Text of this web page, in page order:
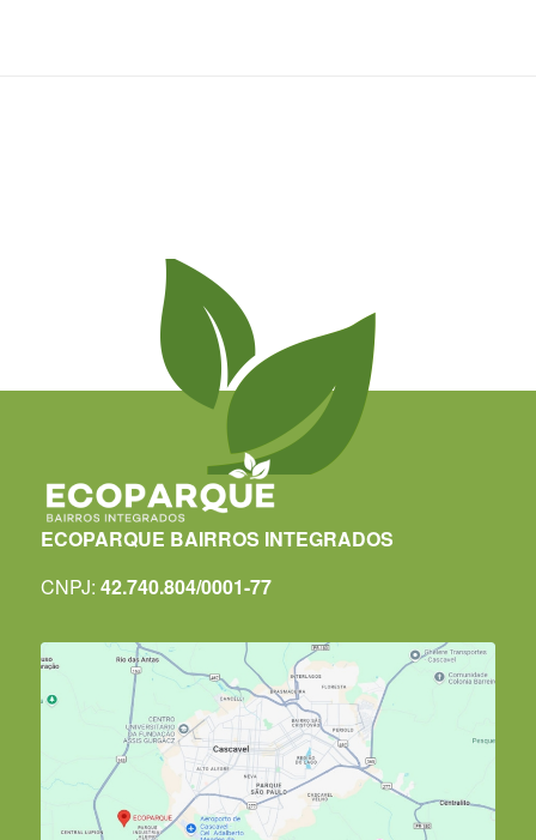
ECOPARQUE BAIRROS INTEGRADOS
CNPJ: 42.740.804/0001-77